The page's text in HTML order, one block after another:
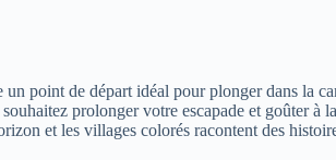
point de départ idéal pour plonger dans la
prolonger votre escapade et goûter
et les villages colorés racontent des